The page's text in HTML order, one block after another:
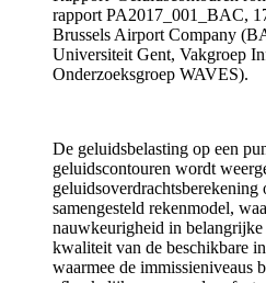
rapport PA2017_001_BAC,
Brussels Airport Company
Universiteit Gent, Vakgroep
Onderzoeksgroep WAVES).
De geluidsbelasting op een
geluidscontouren wordt
samengesteld rekenmodel,
nauwkeurigheid in
kwaliteit van de beschikbare
waarmee de immissieniveaus